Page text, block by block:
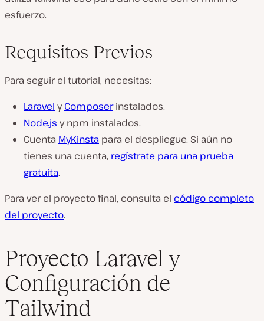
esfuerzo.
Requisitos Previos
Para seguir el tutorial, necesitas:
Laravel yComposerinstalados.
Node.js y npm instalados.
Cuenta MyKinsta para el despliegue. Si aún no
tienes una cuenta, regístrate para una prueba
gratuita.
Para ver el proyecto final, consulta el código completo
del proyecto.
Proyecto Laravel y
Configuración de
Tailwind